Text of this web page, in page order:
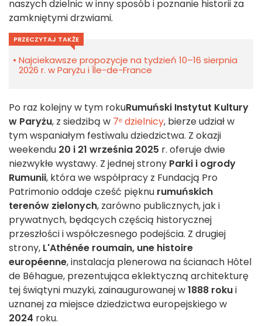
naszych dzielnic w inny sposób i poznanie historii za
zamkniętymi drzwiami.
PRZECZYTAJ TAKŻE
Najciekawsze propozycje na tydzień 10–16 sierpnia
2026 r. w Paryżu i Île-de-France
Po raz kolejny w tym rokuRumuński Instytut Kultury
w Paryżu, z siedzibą w 7ᵉ dzielnicy, bierze udział w
tym wspaniałym festiwalu dziedzictwa. Z okazji
weekendu 20 i 21 września 2025 r. oferuje dwie
niezwykłe wystawy. Z jednej strony Parki i ogrody
Rumunii, która we współpracy z Fundacją Pro
Patrimonio oddaje cześć pięknu rumuńskich
terenów zielonych, zarówno publicznych, jak i
prywatnych, będących częścią historycznej
przeszłości i współczesnego podejścia. Z drugiej
strony, L'Athénée roumain, une histoire
européenne, instalacja plenerowa na ścianach Hôtel
de Béhague, prezentująca eklektyczną architekturę
tej świątyni muzyki, zainaugurowanej w1888 rokui
uznanej za miejsce dziedzictwa europejskiego w
2024 roku.